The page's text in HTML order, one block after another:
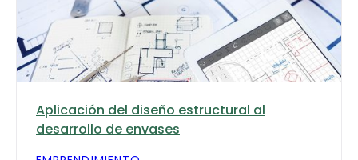
Aplicación del diseño estructural al
desarrollo de envases